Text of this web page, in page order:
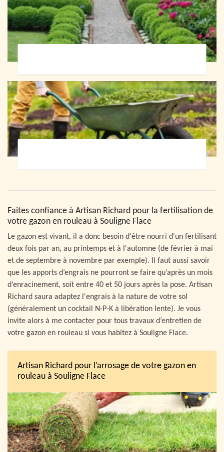
Faites confiance à Artisan Richard pour la fertilisation de
votre gazon en rouleau à Souligne Flace
Le gazon est vivant, il a donc besoin d'être nourri d'un fertilisant
deux fois par an, au printemps et à l'automne (de février à mai
et de septembre à novembre par exemple). Il faut aussi savoir
que les apports d’engrais ne pourront se faire qu’après un mois
d’enracinement, soit entre 40 et 50 jours après la pose. Artisan
Richard saura adaptez l'engrais à la nature de votre sol
(généralement un cocktail N-P-K à libération lente). Je vous
invite alors à me contacter pour tous travaux d’entretien de
votre gazon en rouleau si vous habitez à Souligne Flace.
Artisan Richard pour l’arrosage de votre gazon en
rouleau à Souligne Flace